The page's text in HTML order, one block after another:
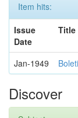
Item hits:
Issue
Date
Title
Jan-1949
Discover